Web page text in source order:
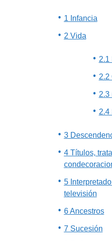
1 Infancia
2 Vida
2.1
2.2
2.3
2.4
3
4 Títulos,
5
televisión
6 Ancestros
7 Sucesión